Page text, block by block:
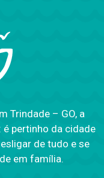
Trindade – GO, a
é pertinho da cidade
de tudo e se
em família.